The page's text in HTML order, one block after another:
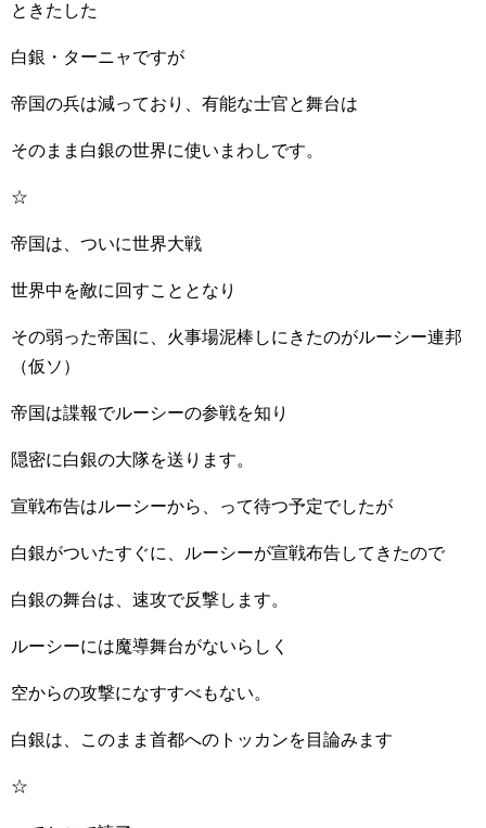
ときたした
白銀・ターニャですが
帝国の兵は減っており、有能な士官と舞台は
そのまま白銀の世界に使いまわしです。
☆
帝国は、ついに世界大戦
世界中を敵に回すこととなり
その弱った帝国に、火事場泥棒しにきたのがルーシー連邦
（仮ソ）
帝国は諜報でルーシーの参戦を知り
隠密に白銀の大隊を送ります。
宣戦布告はルーシーから、って待つ予定でしたが
白銀がついたすぐに、ルーシーが宣戦布告してきたので
白銀の舞台は、速攻で反撃します。
ルーシーには魔導舞台がないらしく
空からの攻撃になすすべもない。
白銀は、このまま首都へのトッカンを目論みます
☆